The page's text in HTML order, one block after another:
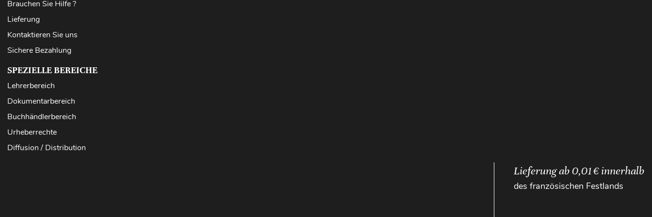
Brauchen Sie Hilfe ?
Lieferung
Kontaktieren Sie uns
Sichere Bezahlung
SPEZIELLE BEREICHE
Lehrerbereich
Dokumentarbereich
Buchhändlerbereich
Urheberrechte
Diffusion / Distribution
Lieferung ab 0,01 € innerhalb
des französischen Festlands